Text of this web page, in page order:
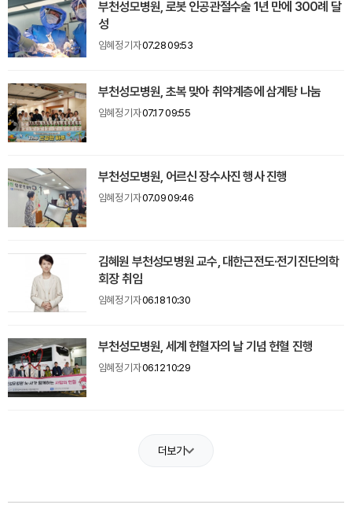
부천성모병원, 로봇 인공관절수술 1년 만에 300례 달
성
임혜정 기자07.28 09:53
부천성모병원, 초복 맞아 취약계층에 삼계탕 나눔
임혜정 기자07.17 09:55
부천성모병원, 어르신 장수사진 행사 진행
임혜정 기자07.09 09:46
김혜원 부천성모병원 교수, 대한근전도·전기진단의학
회장 취임
임혜정 기자06.18 10:30
부천성모병원, 세계 헌혈자의 날 기념 헌혈 진행
임혜정 기자06.12 10:29
더보기